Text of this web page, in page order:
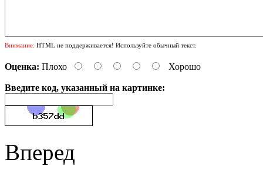
Внимание: HTML не поддерживается! Используйте обычный текст.
Оценка: Плохо Хорошо
Введите код, указанный на картинке:
Вперед